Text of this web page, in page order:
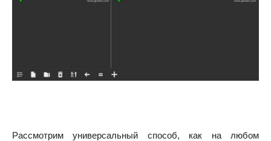
Рассмотрим универсальный способ, как на любом